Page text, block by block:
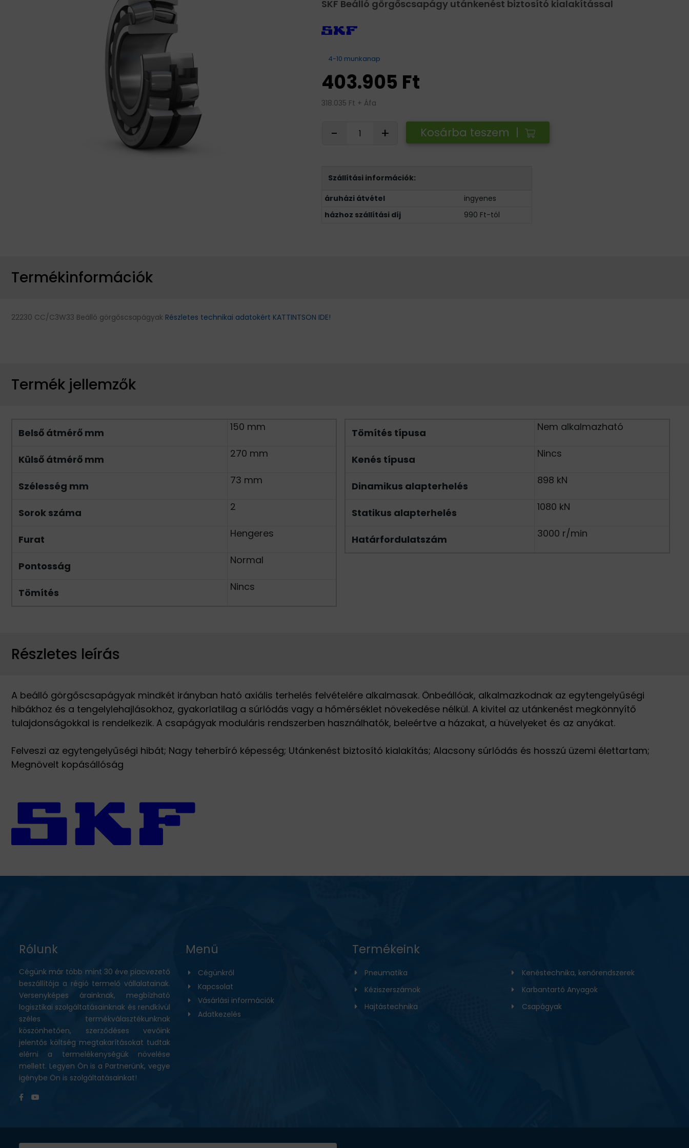
SKF Beálló görgőscsapágy utánkenést biztosító kialakítással
4-10 munkanap
403.905 Ft
318.035 Ft + Áfa
- + Kosárba teszem |
Szállítási információk:
áruházi átvétel
ingyenes
házhoz szállítási díj
990 Ft-tól
Termékinformációk
22230 CC/C3W33 Beálló görgőscsapágyak Részletes technikai adatokért KATTINTSON IDE!
Termék jellemzők
Belső átmérő mm 150 mm
Külső átmérő mm 270 mm
Szélesség mm 73 mm
Sorok száma 2
Furat Hengeres
Pontosság Normal
Tömítés Nincs
Tömítés típusa Nem alkalmazható
Kenés típusa Nincs
Dinamikus alapterhelés 898 kN
Statikus alapterhelés 1080 kN
Határfordulatszám 3000 r/min
Részletes leírás
A beálló görgőscsapágyak mindkét irányban ható axiális terhelés felvételére alkalmasak. Önbeállóak, alkalmazkodnak az egytengelyűségi
hibákhoz és a tengelylehajlásokhoz, gyakorlatilag a súrlódás vagy a hőmérséklet növekedése nélkül. A kivitel az utánkenést megkönnyítő
tulajdonságokkal is rendelkezik. A csapágyak moduláris rendszerben használhatók, beleértve a házakat, a hüvelyeket és az anyákat.
Felveszi az egytengelyűségi hibát; Nagy teherbíró képesség; Utánkenést biztosító kialakítás; Alacsony súrlódás és hosszú üzemi élettartam;
Megnövelt kopásállóság
Rólunk
Cégünk már több mint 30 éve piacvezető
beszállítója a régió termelő vállalatainak.
Versenyképes árainknak, megbízható
logisztikai szolgáltatásainknak és rendkívül
széles termékválasztékunknak
köszönhetően, szerződéses vevőink
jelentős költség megtakarításokat tudtak
elérni a termelékenységük növelése
mellett. Legyen Ön is a Partnerünk, vegye
igénybe Ön is szolgáltatásainkat!
Menü
Cégünkről
Kapcsolat
Vásárlási információk
Adatkezelés
Termékeink
Pneumatika
Kéziszerszámok
Hajtástechnika
Kenéstechnika, kenőrendszerek
Karbantartó Anyagok
Csapágyak